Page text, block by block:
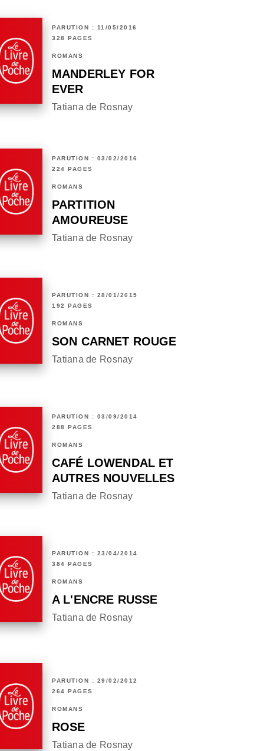
PARUTION : 11/05/2016
328 PAGES
ROMANS
MANDERLEY FOR
EVER
Tatiana de Rosnay
PARUTION : 03/02/2016
224 PAGES
ROMANS
PARTITION
AMOUREUSE
Tatiana de Rosnay
PARUTION : 28/01/2015
192 PAGES
ROMANS
SON CARNET ROUGE
Tatiana de Rosnay
PARUTION : 03/09/2014
288 PAGES
ROMANS
CAFÉ LOWENDAL ET
AUTRES NOUVELLES
Tatiana de Rosnay
PARUTION : 23/04/2014
384 PAGES
ROMANS
A L'ENCRE RUSSE
Tatiana de Rosnay
PARUTION : 29/02/2012
264 PAGES
ROMANS
ROSE
Tatiana de Rosnay